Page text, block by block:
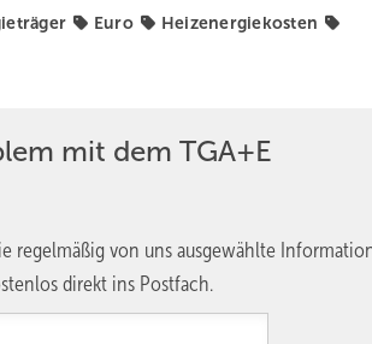
Euro
Heizenergiekosten
mit dem TGA+E
regelmäßig von uns ausgewählte
direkt ins Postfach.